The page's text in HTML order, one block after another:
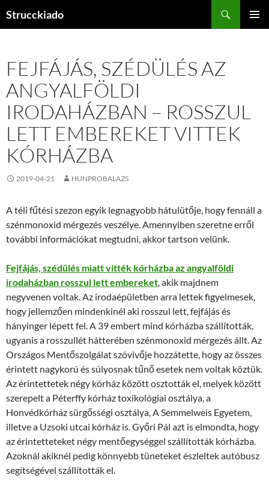
Strucckiado
FEJFÁJÁS, SZÉDÜLÉS AZ
ANGYALFÖLDI
IRODAHÁZBAN – ROSSZUL
LETT EMBEREKET VITTEK
KÓRHÁZBA
2019-04-21 HUNPROBALAZS
A téli fűtési szezon egyik legnagyobb hátulütője, hogy fennáll a
szénmonoxid mérgezés veszélye. Amennyiben szeretne erről
további információkat megtudni, akkor tartson velünk.
Fejfájás, szédülés miatt vitték kórházba az angyalföldi
irodaházban rosszul lett embereket, akik majdnem
negyvenen voltak. Az irodaépületben arra lettek figyelmesek,
hogy jellemzően mindenkinél aki rosszul lett, fejfájás és
hányinger lépett fel. A 39 embert mind kórházba szállították,
ugyanis a rosszullét hátterében szénmonoxid mérgezés állt. Az
Országos Mentőszolgálat szóvivője hozzátette, hogy az összes
érintett nagykorú és súlyosnak tűnő esetek nem voltak köztük.
Az érintettetek négy kórház között osztották el, melyek között
szerepelt a Péterffy kórház toxikológiai osztálya, a
Honvédkórház sürgősségi osztálya, A Semmelweis Egyetem,
illetve a Uzsoki utcai kórház is. Győri Pál azt is elmondta, hogy
az érintetteteket négy mentőegységgel szállították kórházba.
Azoknál akiknél pedig könnyebb tüneteket észleltek autóbusz
segítségével szállították el.